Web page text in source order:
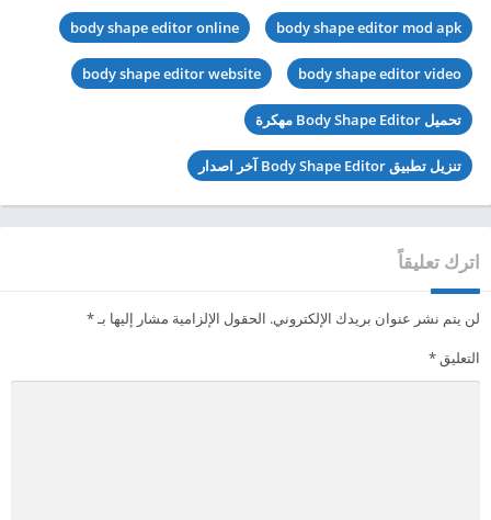
body shape editor mod apk
body shape editor online
body shape editor video
body shape editor website
تحميل Body Shape Editor مهكرة
تنزيل تطبيق Body Shape Editor آخر اصدار
اترك تعليقاً
لن يتم نشر عنوان بريدك الإلكتروني. الحقول الإلزامية مشار إليها بـ*
التعليق*